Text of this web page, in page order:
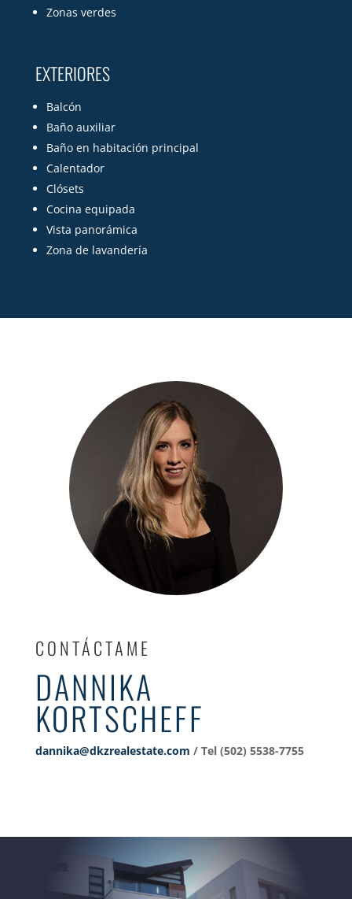
Zonas verdes
EXTERIORES
Balcón
Baño auxiliar
Baño en habitación principal
Calentador
Clósets
Cocina equipada
Vista panorámica
Zona de lavandería
CONTÁCTAME
DANNIKA
KORTSCHEFF
dannika@dkzrealestate.com / Tel (502) 5538-7755‬